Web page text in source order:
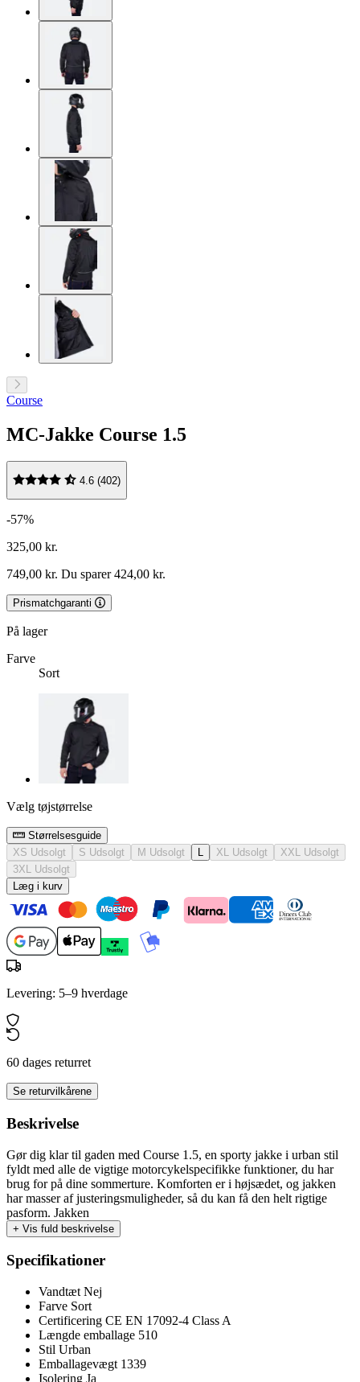
Course
MC-Jakke Course 1.5
4.6 (402)
-57%
325,00 kr.
749,00 kr. Du sparer 424,00 kr.
Prismatchgaranti
På lager
Farve
Sort
Vælg tøjstørrelse
Størrelsesguide
XS Udsolgt S Udsolgt M Udsolgt L XL Udsolgt XXL Udsolgt
3XL Udsolgt
Læg i kurv
Levering: 5–9 hverdage
60 dages returret
Se returvilkårene
Beskrivelse
Gør dig klar til gaden med Course 1.5, en sporty jakke i urban stil
fyldt med alle de vigtige motorcykelspecifikke funktioner, du har
brug for på dine sommerture. Komforten er i højsædet, og jakken
har masser af justeringsmuligheder, så du kan få den helt rigtige
pasform. Jakken
+ Vis fuld beskrivelse
Specifikationer
Vandtæt Nej
Farve Sort
Certificering CE EN 17092-4 Class A
Længde emballage 510
Stil Urban
Emballagevægt 1339
Isolering Ja